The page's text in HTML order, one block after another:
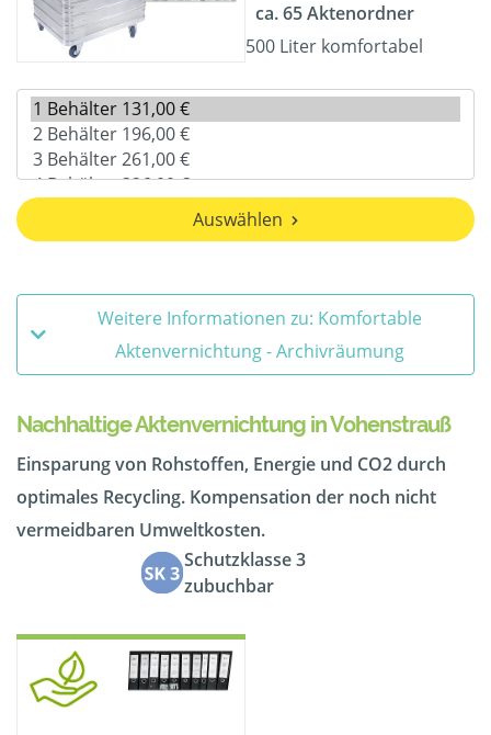
ca. 65 Aktenordner
500 Liter komfortabel
Auswählen
Weitere Informationen zu: Komfortable
Aktenvernichtung - Archivräumung
Nachhaltige Aktenvernichtung in Vohenstrauß
Einsparung von Rohstoffen, Energie und CO2 durch
optimales Recycling. Kompensation der noch nicht
vermeidbaren Umweltkosten.
Schutzklasse 3
zubuchbar